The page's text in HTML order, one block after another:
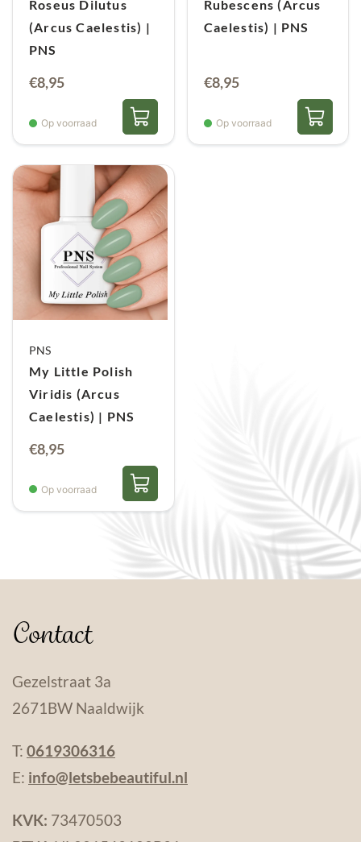
Roseus Dilutus
(Arcus Caelestis) |
PNS
€8,95
Op voorraad
Rubescens (Arcus
Caelestis) | PNS
€8,95
Op voorraad
PNS
My Little Polish
Viridis (Arcus
Caelestis) | PNS
€8,95
Op voorraad
Contact
Gezelstraat 3a
2671BW Naaldwijk
T: 0619306316
E: info@letsbebeautiful.nl
KVK: 73470503